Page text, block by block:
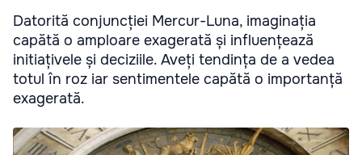
Datorită conjuncției Mercur-Luna, imaginația
capătă o amploare exagerată și influențează
initiațivele și deciziile. Aveți tendința de a vedea
totul în roz iar sentimentele capătă o importanță
exagerată.